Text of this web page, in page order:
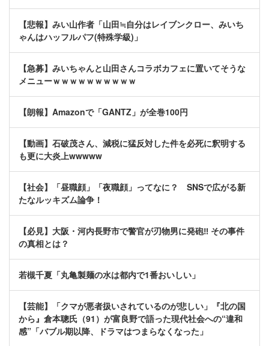
【悲報】みい山作者「山田≒自分はレイブンクロー、みいち
ゃんはハッフルパフ(特殊学級)」
【急募】みいちゃんと山田さんコラボカフェに置いてそうな
メニューｗｗｗｗｗｗｗｗｗｗ
【朗報】Amazonで「GANTZ」が全巻100円
【動画】石破茂さん、減税に猛反対した件を必死に釈明する
も更に大炎上wwwww
【社会】「昼職顔」「夜職顔」ってなに？ SNSで広がる新
たなルッキズム論争！
【必見】大阪・河内長野市で警官が刃物男に発砲‼ その事件
の真相とは？
若槻千夏「丸亀製麺の水は都内で1番おいしい」
【芸能】「クマが悪者扱いされているのが悲しい」『北の国
から』倉本聰氏（91）が富良野で語った現代社会への“違和
感”「バブル期以降、ドラマはつまらなくなった」